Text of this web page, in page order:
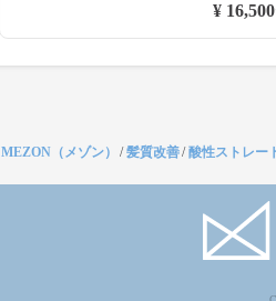
¥
MEZON（メゾン） /髪質改善/酸性ストレー